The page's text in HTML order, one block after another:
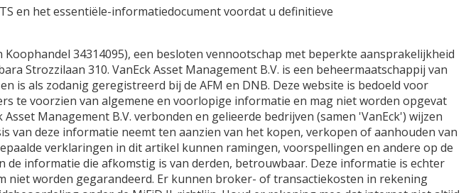
en het essentiële-informatiedocument voordat u definitieve
34314095), een besloten vennootschap met beperkte aansprakelijkheid
Strozzilaan 310. VanEck Asset Management B.V. is een beheermaatschappij van
is als zodanig geregistreerd bij de AFM en DNB. Deze website is bedoeld voor
te voorzien van algemene en voorlopige informatie en mag niet worden opgevat
Management B.V. verbonden en gelieerde bedrijven (samen 'VanEck') wijzen
deze informatie neemt ten aanzien van het kopen, verkopen of aanhouden van
verklaringen in dit artikel kunnen ramingen, voorspellingen en andere op de
informatie die afkomstig is van derden, betrouwbaar. Deze informatie is echter
worden gegarandeerd. Er kunnen broker- of transactiekosten in rekening